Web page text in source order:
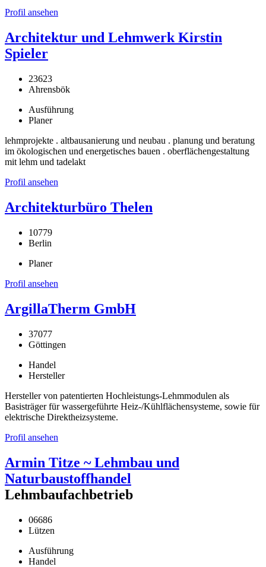
Profil ansehen
Architektur und Lehmwerk Kirstin
Spieler
23623
Ahrensbök
Ausführung
Planer
lehmprojekte . altbausanierung und neubau . planung und beratung
im ökologischen und energetisches bauen . oberflächengestaltung
mit lehm und tadelakt
Profil ansehen
Architekturbüro Thelen
10779
Berlin
Planer
Profil ansehen
ArgillaTherm GmbH
37077
Göttingen
Handel
Hersteller
Hersteller von patentierten Hochleistungs-Lehmmodulen als
Basisträger für wassergeführte Heiz-/Kühlflächensysteme, sowie für
elektrische Direktheizsysteme.
Profil ansehen
Armin Titze ~ Lehmbau und
Naturbaustoffhandel
Lehmbaufachbetrieb
06686
Lützen
Ausführung
Handel